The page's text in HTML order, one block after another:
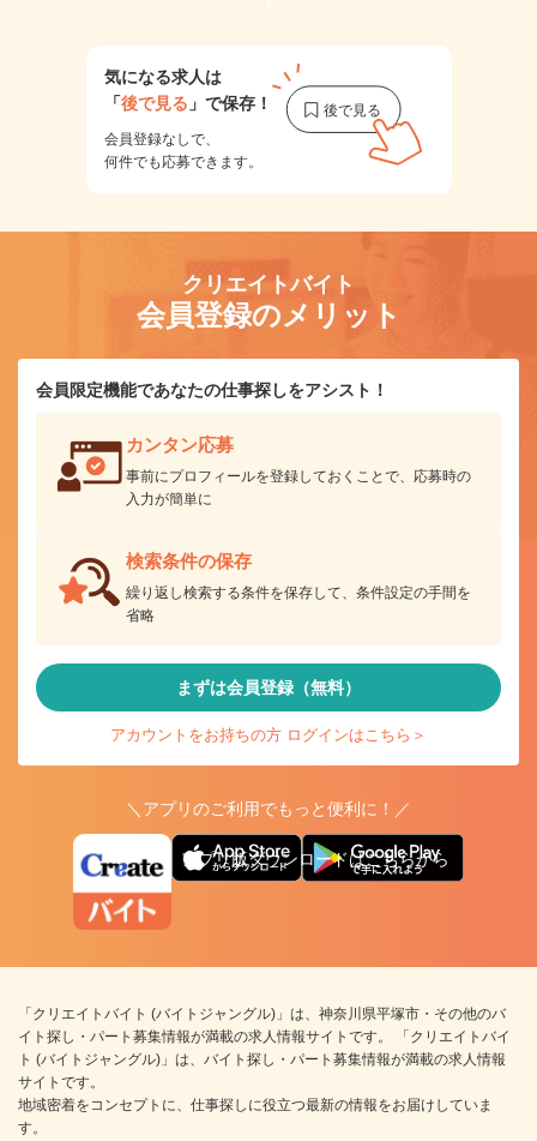
気になる求人は
「後で見る 」で保存！
会員登録なしで、
何件でも応募できます。
クリエイトバイト
会員登録のメリット
会員限定機能であなたの仕事探しをアシスト！
カンタン応募
事前にプロフィールを登録しておくことで、応募時の
入力が簡単に
検索条件の保存
繰り返し検索する条件を保存して、条件設定の手間を
省略
まずは会員登録（無料）
アカウントをお持ちの方 ログインはこちら＞
＼アプリのご利用でもっと便利に！／
アプリ版ダウンロードはこちらから
「クリエイトバイト (バイトジャングル)」は、神奈川県平塚市・その他のバ
イト探し・パート募集情報が満載の求人情報サイトです。 「クリエイトバイ
ト (バイトジャングル)」は、バイト探し・パート募集情報が満載の求人情報
サイトです。
地域密着をコンセプトに、仕事探しに役立つ最新の情報をお届けしていま
す。